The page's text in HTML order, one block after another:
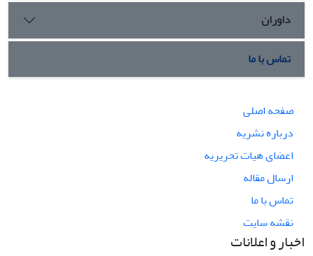
داوران
تماس با ما
صفحه اصلی
درباره نشریه
اعضای هیات تحریریه
ارسال مقاله
تماس با ما
نقشه سایت
اخبار و اعلانات